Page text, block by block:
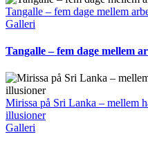
Tangalle – fem dage mellem
Galleri
Tangalle – fem dage mellem
Mirissa på Sri Lanka – mellem
illusioner
Galleri